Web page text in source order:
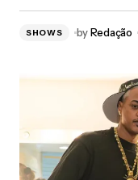
SHOWS byRedação